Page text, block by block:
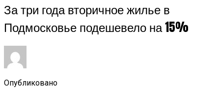
За три года вторичное жилье в
Подмосковье подешевело на 15%
Опубликовано